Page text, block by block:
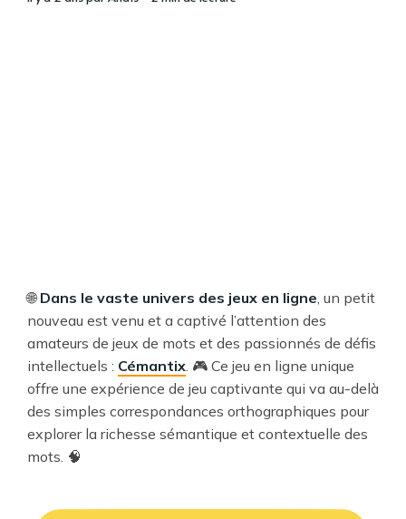
🌐 Dans le vaste univers des jeux en ligne , un petit
nouveau est venu et a captivé l’attention des
amateurs de jeux de mots et des passionnés de défis
intellectuels : Cémantix . 🎮 Ce jeu en ligne unique
offre une expérience de jeu captivante qui va au-delà
des simples correspondances orthographiques pour
explorer la richesse sémantique et contextuelle des
mots. 🧠